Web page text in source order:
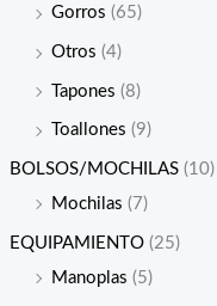
Gorros (65)
Otros (4)
Tapones (8)
Toallones (9)
BOLSOS/MOCHILAS (10)
Mochilas (7)
EQUIPAMIENTO (25)
Manoplas (5)